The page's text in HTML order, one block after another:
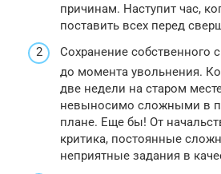
причинам. Наступит час,
поставить всех перед
Сохранение собственного
до момента увольнения.
две недели на старом
невыносимо сложными в
плане. Еще бы! От
критика, постоянные
неприятные задания в